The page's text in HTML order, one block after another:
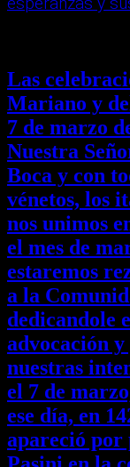
Las
Mariano y
7 de marzo
Nuestra
Boca y con
vénetos, los
nos unimos
el mes de
estaremos
a la
dedicandole
advocación
nuestras
el 7 de
ese día, en
apareció por